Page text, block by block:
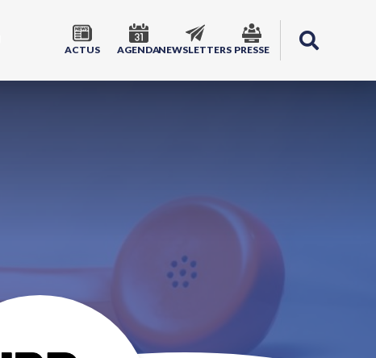
ACTUS AGENDANEWSLETTERS PRESSE